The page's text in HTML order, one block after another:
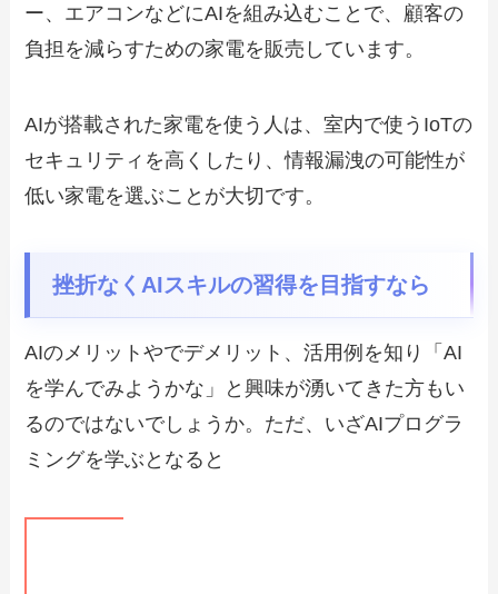
ー、エアコンなどにAIを組み込むことで、顧客の
負担を減らすための家電を販売しています。
AIが搭載された家電を使う人は、室内で使うIoTの
セキュリティを高くしたり、情報漏洩の可能性が
低い家電を選ぶことが大切です。
挫折なくAIスキルの習得を目指すなら
AIのメリットやでデメリット、活用例を知り「AI
を学んでみようかな」と興味が湧いてきた方もい
るのではないでしょうか。ただ、いざAIプログラ
ミングを学ぶとなると